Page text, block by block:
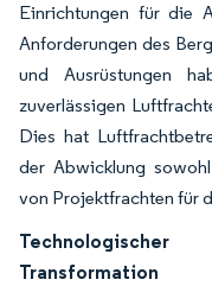
Einrichtungen für die
Anforderungen des
und Ausrüstungen
zuverlässigen
Dies hat
der Abwicklung
von Projektfrachten für
Transformation